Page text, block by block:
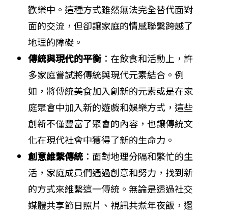
歡樂中。這種方式雖然無法完全替代面對
面的交流，但卻讓家庭的情感聯繫跨越了
地理的障礙。
傳統與現代的平衡：在飲食和活動上，許
多家庭嘗試將傳統與現代元素結合。例
如，將傳統美食加入創新的元素或是在家
庭聚會中加入新的遊戲和娛樂方式，這些
創新不僅豐富了聚會的內容，也讓傳統文
化在現代社會中獲得了新的生命力。
創意維繫傳統 ：面對地理分隔和繁忙的生
活，家庭成員們通過創意和努力，找到新
的方式來維繫這一傳統。無論是透過社交
媒體共享節日照片、視訊共煮年夜飯，還